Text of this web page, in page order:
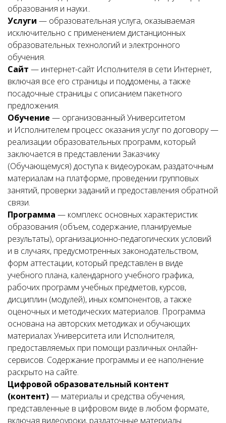
образования и науки..
Услуги — образовательная услуга, оказываемая
исключительно с применением дистанционных
образовательных технологий и электронного
обучения.
Сайт — интернет-сайт Исполнителя в сети Интернет,
включая все его страницы и поддомены, а также
посадочные страницы с описанием пакетного
предложения.
Обучение — организованный Университетом
и Исполнителем процесс оказания услуг по договору —
реализации образовательных программ, который
заключается в представлении Заказчику
(Обучающемуся) доступа к видеоурокам, раздаточным
материалам на платформе, проведении групповых
занятий, проверки заданий и предоставления обратной
связи.
Программа — комплекс основных характеристик
образования (объем, содержание, планируемые
результаты), организационно-педагогических условий
и в случаях, предусмотренных законодательством,
форм аттестации, который представлен в виде
учебного плана, календарного учебного графика,
рабочих программ учебных предметов, курсов,
дисциплин (модулей), иных компонентов, а также
оценочных и методических материалов. Программа
основана на авторских методиках и обучающих
материалах Университета или Исполнителя,
предоставляемых при помощи различных онлайн-
сервисов. Содержание программы и ее наполнение
раскрыто на сайте.
Цифровой образовательный контент
(контент)— материалы и средства обучения,
представленные в цифровом виде в любом формате,
включая видеоуроки, раздаточные материалы